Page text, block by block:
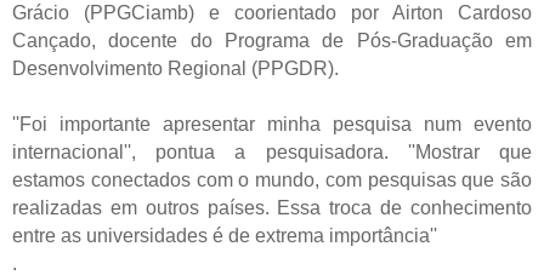
Grácio (PPGCiamb) e coorientado por Airton Cardoso
Cançado, docente do Programa de Pós-Graduação em
Desenvolvimento Regional (PPGDR).
''Foi importante apresentar minha pesquisa num evento
internacional'', pontua a pesquisadora. ''Mostrar que
estamos conectados com o mundo, com pesquisas que são
realizadas em outros países. Essa troca de conhecimento
entre as universidades é de extrema importância''
.